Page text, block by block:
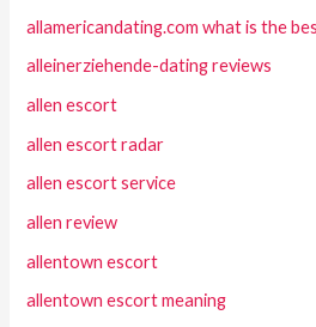
allamericandating.com what is the
alleinerziehende-dating reviews
allen escort
allen escort radar
allen escort service
allen review
allentown escort
allentown escort meaning